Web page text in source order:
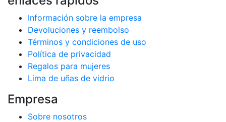
Información sobre la empresa
Devoluciones y reembolso
Términos y condiciones de uso
Política de privacidad
Regalos para mujeres
Lima de uñas de vidrio
Empresa
Sobre nosotros